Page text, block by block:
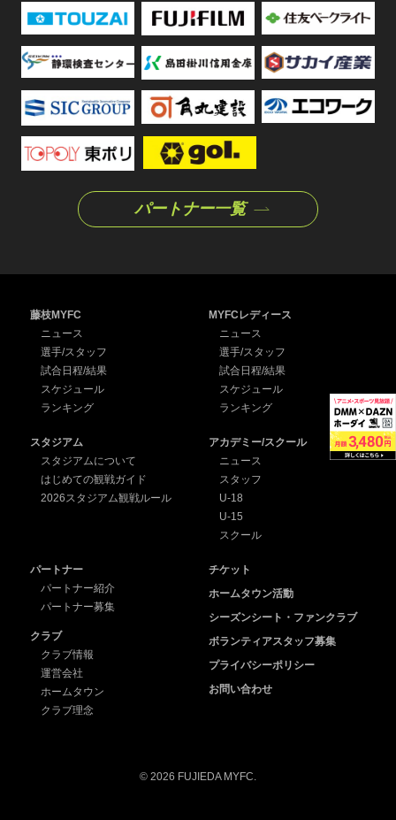
パートナー一覧
藤枝MYFC
ニュース
選手/スタッフ
試合日程/結果
スケジュール
ランキング
MYFCレディース
ニュース
選手/スタッフ
試合日程/結果
スケジュール
ランキング
スタジアム
スタジアムについて
はじめての観戦ガイド
2026スタジアム観戦ルール
アカデミー/スクール
ニュース
スタッフ
U-18
U-15
スクール
パートナー
パートナー紹介
パートナー募集
クラブ
クラブ情報
運営会社
ホームタウン
クラブ理念
チケット
ホームタウン活動
シーズンシート・ファンクラブ
ボランティアスタッフ募集
プライバシーポリシー
お問い合わせ
© 2026 FUJIEDA MYFC.